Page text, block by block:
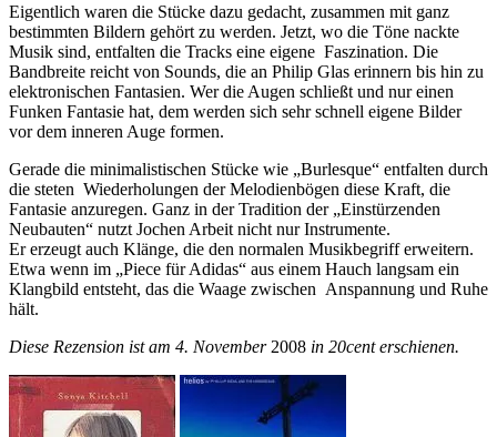
Eigentlich waren die Stücke dazu gedacht, zusammen mit ganz
bestimmten Bildern gehört zu werden. Jetzt, wo die Töne nackte
Musik sind, entfalten die Tracks eine eigene Faszination. Die
Bandbreite reicht von Sounds, die an Philip Glas erinnern bis hin zu
elektronischen Fantasien. Wer die Augen schließt und nur einen
Funken Fantasie hat, dem werden sich sehr schnell eigene Bilder
vor dem inneren Auge formen.
Gerade die minimalistischen Stücke wie „Burlesque“ entfalten durch
die steten Wiederholungen der Melodienbögen diese Kraft, die
Fantasie anzuregen. Ganz in der Tradition der „Einstürzenden
Neubauten“ nutzt Jochen Arbeit nicht nur Instrumente.
Er erzeugt auch Klänge, die den normalen Musikbegriff erweitern.
Etwa wenn im „Piece für Adidas“ aus einem Hauch langsam ein
Klangbild entsteht, das die Waage zwischen Anspannung und Ruhe
hält.
Diese Rezension ist am 4. November 2008 in 20cent erschienen.